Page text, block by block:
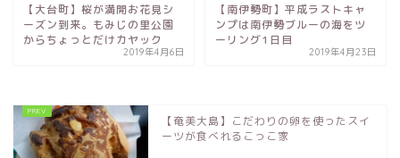
【大台町】桜が満開お花見シ
ーズン到来。もみじの里公園
からちょっとだけカヤック
2019年4月6日
【南伊勢町】平成ラストキャ
ンプは南伊勢ブルーの海をツ
ーリング1日目
2019年4月23日
【奄美大島】こだわりの卵を使ったスイ
ーツが食べれるこっこ家